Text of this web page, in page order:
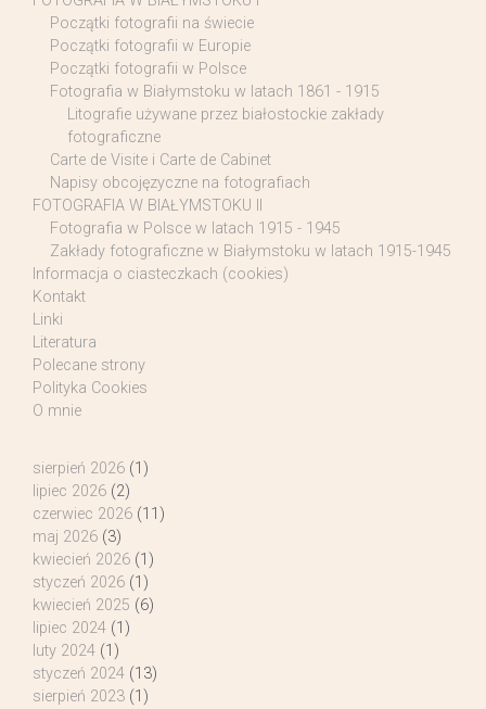
Początki fotografii na świecie
Początki fotografii w Europie
Początki fotografii w Polsce
Fotografia w Białymstoku w latach 1861 - 1915
Litografie używane przez białostockie zakłady
fotograficzne
Carte de Visite i Carte de Cabinet
Napisy obcojęzyczne na fotografiach
FOTOGRAFIA W BIAŁYMSTOKU II
Fotografia w Polsce w latach 1915 - 1945
Zakłady fotograficzne w Białymstoku w latach 1915-1945
Informacja o ciasteczkach (cookies)
Kontakt
Linki
Literatura
Polecane strony
Polityka Cookies
O mnie
sierpień 2026 (1)
lipiec 2026 (2)
czerwiec 2026 (11)
maj 2026 (3)
kwiecień 2026 (1)
styczeń 2026 (1)
kwiecień 2025 (6)
lipiec 2024 (1)
luty 2024 (1)
styczeń 2024 (13)
sierpień 2023 (1)